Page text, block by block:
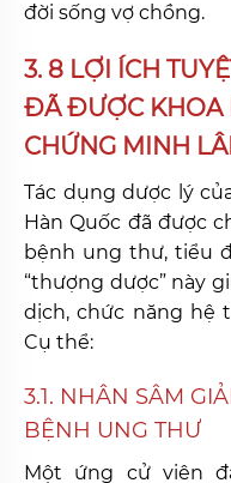
đời sống vợ chồng.
3. 8 LỢI ÍCH
ĐÃ ĐƯỢC KHOA
CHỨNG MINH
Tác dụng dược lý
Hàn Quốc đã được
bệnh ung thư, tiểu
“thượng dược” này
dịch, chức năng hệ
Cụ thể:
3.1. NHÂN SÂM
BỆNH UNG THƯ
Một ứng cử viên